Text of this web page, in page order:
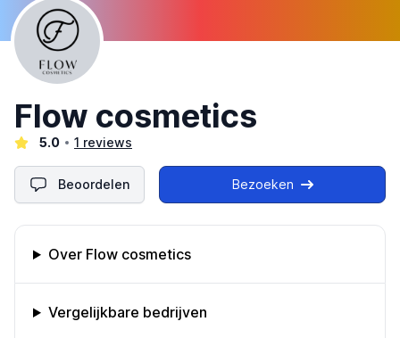
Flow cosmetics
5.0 1 reviews
Beoordelen Bezoeken
Omschrijving bedrijf
Over Flow cosmetics
Vergelijkbare bedrijven